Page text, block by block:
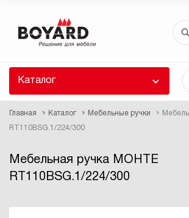
Каталог
Главная Каталог Мебельные ручки
RT110BSG.1/224/300
Мебельная ручка МОНТЕ
RT110BSG.1/224/300
Восстановление пароля
высланы вам по E-Mail.
ссылку для восстановления